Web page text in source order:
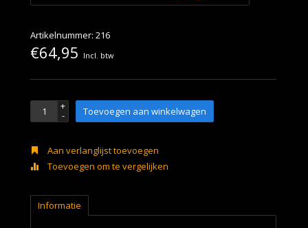
Artikelnummer: 216
€64,95 Incl. btw
+
- Toevoegen aan winkelwagen
Aan verlanglijst toevoegen
Toevoegen om te vergelijken
Informatie